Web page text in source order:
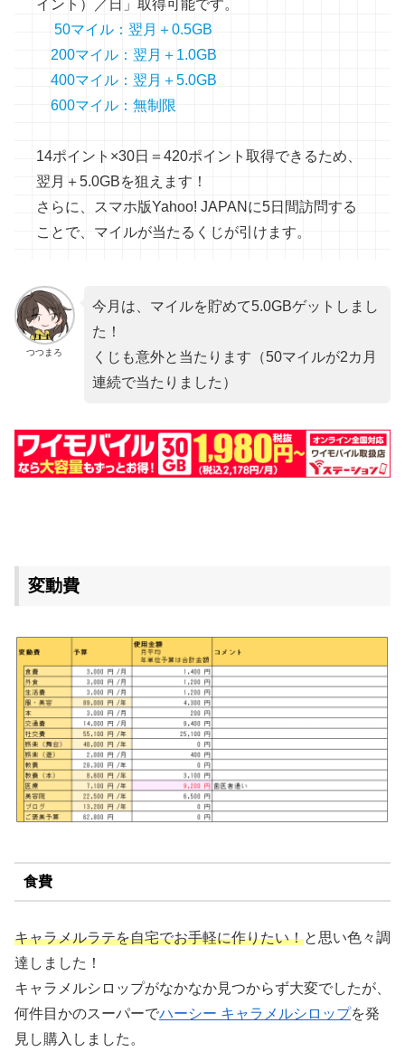
イント）／日」取得可能です。
50マイル：翌月＋0.5GB
200マイル：翌月＋1.0GB
400マイル：翌月＋5.0GB
600マイル：無制限
14ポイント×30日＝420ポイント取得できるため、
翌月＋5.0GBを狙えます！
さらに、スマホ版Yahoo! JAPANに5日間訪問する
ことで、マイルが当たるくじが引けます。
つつまろ
今月は、マイルを貯めて5.0GBゲットしまし
た！
くじも意外と当たります（50マイルが2カ月
連続で当たりました）
変動費
食費
キャラメルラテを自宅でお手軽に作りたい！と思い色々調
達しました！
キャラメルシロップがなかなか見つからず大変でしたが、
何件目かのスーパーでハーシー キャラメルシロップを発
見し購入しました。